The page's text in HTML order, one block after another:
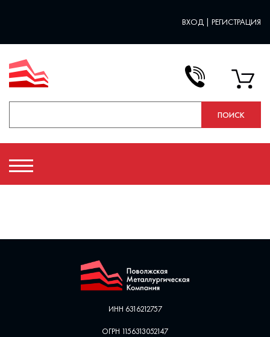
ВХОД | РЕГИСТРАЦИЯ
ИНН 6316212757
ОГРН 1156313052147